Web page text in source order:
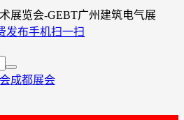
展览会-GEBT广州建筑电气展
发布手机扫一扫
成都展会